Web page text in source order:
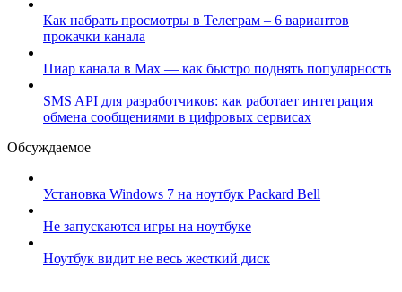
Как набрать просмотры в Телеграм – 6 вариантов
прокачки канала
Пиар канала в Max — как быстро поднять популярность
SMS API для разработчиков: как работает интеграция
обмена сообщениями в цифровых сервисах
Обсуждаемое
Установка Windows 7 на ноутбук Packard Bell
Не запускаются игры на ноутбуке
Ноутбук видит не весь жесткий диск